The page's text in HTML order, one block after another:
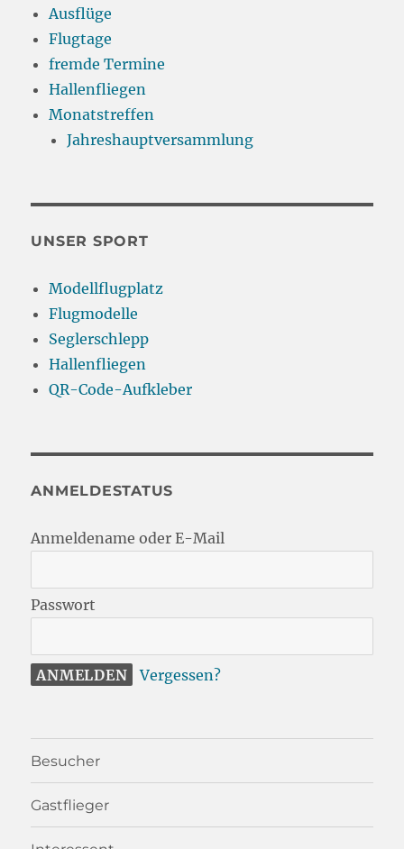
Ausflüge
Flugtage
fremde Termine
Hallenfliegen
Monatstreffen
Jahreshauptversammlung
UNSER SPORT
Modellflugplatz
Flugmodelle
Seglerschlepp
Hallenfliegen
QR-Code-Aufkleber
ANMELDESTATUS
Anmeldename oder E-Mail
Passwort
Vergessen?
Besucher
Gastflieger